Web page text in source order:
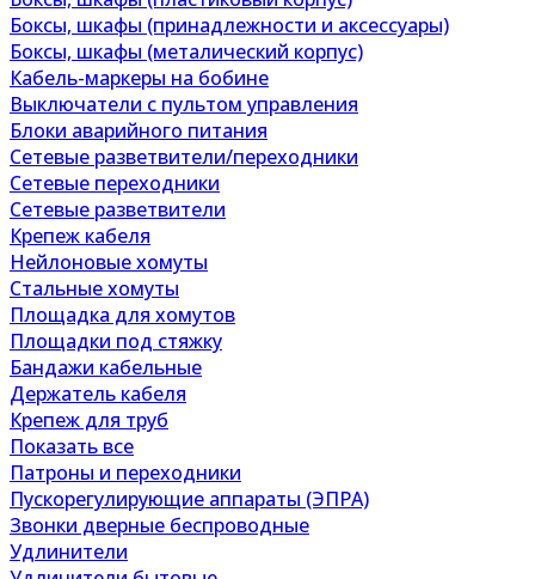
Боксы, шкафы (принадлежности и аксессуары)
Боксы, шкафы (металический корпус)
Кабель-маркеры на бобине
Выключатели с пультом управления
Блоки аварийного питания
Сетевые разветвители/переходники
Сетевые переходники
Сетевые разветвители
Крепеж кабеля
Нейлоновые хомуты
Стальные хомуты
Площадка для хомутов
Площадки под стяжку
Бандажи кабельные
Держатель кабеля
Крепеж для труб
Показать все
Патроны и переходники
Пускорегулирующие аппараты (ЭПРА)
Звонки дверные беспроводные
Удлинители